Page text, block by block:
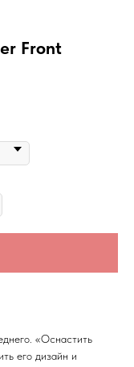
Front
«Оснастить
его дизайн и